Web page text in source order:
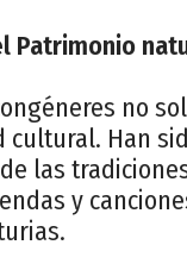
Patrimonio
no
cultural. Han
las
y